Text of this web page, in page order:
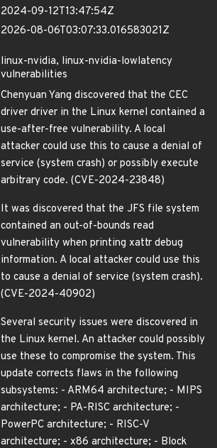
2024-09-12T13:47:54Z
2026-08-06T03:07:33.016583021Z
linux-nvidia, linux-nvidia-lowlatency
vulnerabilities
Chenyuan Yang discovered that the CEC
driver driver in the Linux kernel contained a
use-after-free vulnerability. A local
attacker could use this to cause a denial of
service (system crash) or possibly execute
arbitrary code. (CVE-2024-23848)
It was discovered that the JFS file system
contained an out-of-bounds read
vulnerability when printing xattr debug
information. A local attacker could use this
to cause a denial of service (system crash).
(CVE-2024-40902)
Several security issues were discovered in
the Linux kernel. An attacker could possibly
use these to compromise the system. This
update corrects flaws in the following
subsystems: - ARM64 architecture; - MIPS
architecture; - PA-RISC architecture; -
PowerPC architecture; - RISC-V
architecture; - x86 architecture; - Block